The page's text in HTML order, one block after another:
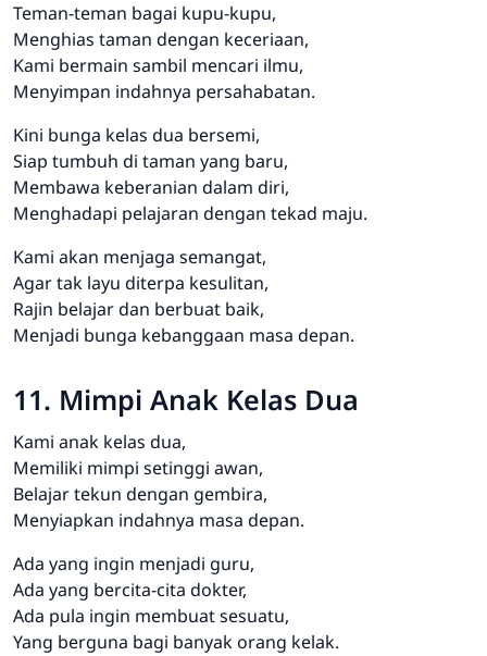
Teman-teman bagai kupu-kupu,
Menghias taman dengan keceriaan,
Kami bermain sambil mencari ilmu,
Menyimpan indahnya persahabatan.
Kini bunga kelas dua bersemi,
Siap tumbuh di taman yang baru,
Membawa keberanian dalam diri,
Menghadapi pelajaran dengan tekad maju.
Kami akan menjaga semangat,
Agar tak layu diterpa kesulitan,
Rajin belajar dan berbuat baik,
Menjadi bunga kebanggaan masa depan.
11. Mimpi Anak Kelas Dua
Kami anak kelas dua,
Memiliki mimpi setinggi awan,
Belajar tekun dengan gembira,
Menyiapkan indahnya masa depan.
Ada yang ingin menjadi guru,
Ada yang bercita-cita dokter,
Ada pula ingin membuat sesuatu,
Yang berguna bagi banyak orang kelak.